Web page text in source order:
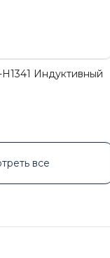
Индуктивный
все